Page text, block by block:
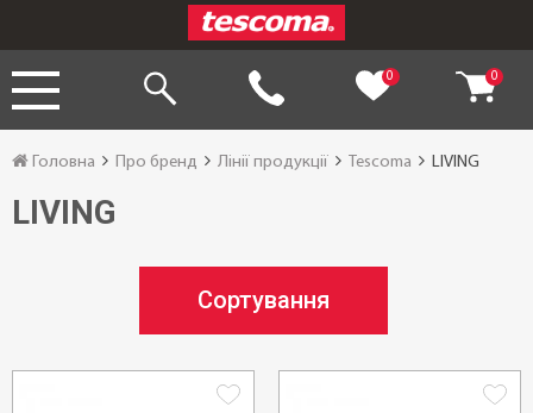
0 0
Головна Про бренд Лінії продукції Tescoma LIVING
LIVING
Сортування